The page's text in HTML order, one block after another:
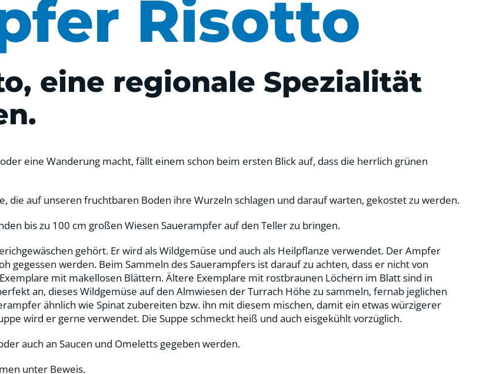
Risotto
eine regionale Spezialität
eine Wanderung macht, fällt einem schon beim ersten Blick auf, dass die herrlich grünen
die auf unseren fruchtbaren Boden ihre Wurzeln schlagen und darauf warten, gekostet zu werden.
bis zu 100 cm großen Wiesen Sauerampfer auf den Teller zu bringen.
gehört. Er wird als Wildgemüse und auch als Heilpflanze verwendet. Der Ampfer
gegessen werden. Beim Sammeln des Sauerampfers ist darauf zu achten, dass er nicht von
mit makellosen Blättern. Ältere Exemplare mit rostbraunen Löchern im Blatt sind in
an, dieses Wildgemüse auf den Almwiesen der Turrach Höhe zu sammeln, fernab jeglichen
ähnlich wie Spinat zubereiten bzw. ihn mit diesem mischen, damit ein etwas würzigerer
wird er gerne verwendet. Die Suppe schmeckt heiß und auch eisgekühlt vorzüglich.
auch an Saucen und Omeletts gegeben werden.
unter Beweis.